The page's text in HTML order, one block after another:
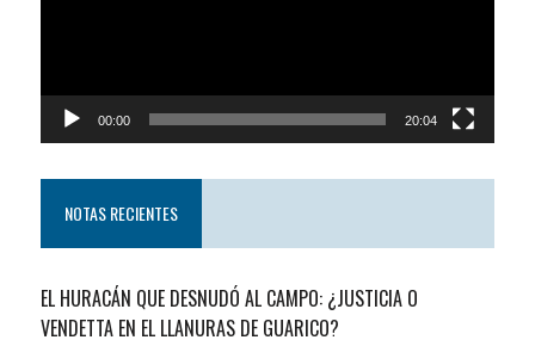
00:00 20:04
NOTAS RECIENTES
EL HURACÁN QUE DESNUDÓ AL CAMPO: ¿JUSTICIA O
VENDETTA EN EL LLANURAS DE GUARICO?